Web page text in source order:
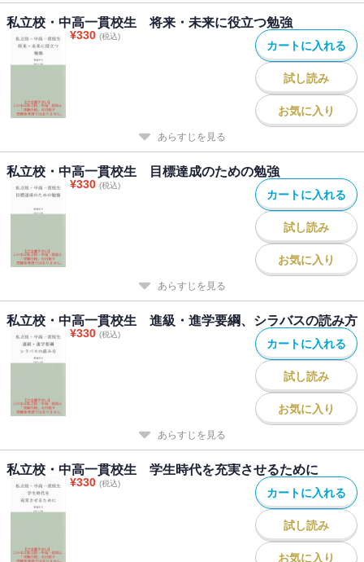
私立校・中高一貫校生 将来・未来に役立つ勉強
¥330 (税込)
カートに入れる
試し読み
お気に入り
あらすじを見る
私立校・中高一貫校生 目標達成のための勉強
¥330 (税込)
カートに入れる
試し読み
お気に入り
あらすじを見る
私立校・中高一貫校生 進級・進学要綱、シラバスの読み方
¥330 (税込)
カートに入れる
試し読み
お気に入り
あらすじを見る
私立校・中高一貫校生 学生時代を充実させるために
¥330 (税込)
カートに入れる
試し読み
お気に入り